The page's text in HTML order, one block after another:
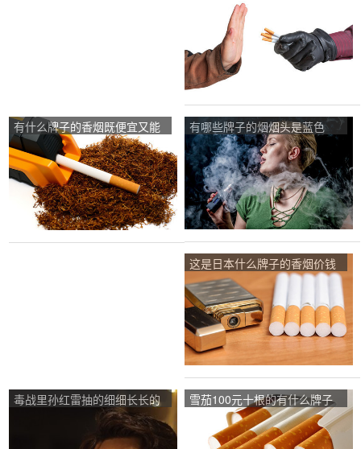
一个烟名我很想抽到一包中国
梦这牌子的烟，中国梦这烟我
只抽个一根，可怜哪？
有什么牌子的香烟既便宜又能
装逼？
有哪些牌子的烟烟头是蓝色
的？
这是日本什么牌子的香烟价钱
是多少？
毒战里孙红雷抽的细细长长的
黑色香烟是什么牌子的？
雪茄100元十根的有什么牌子